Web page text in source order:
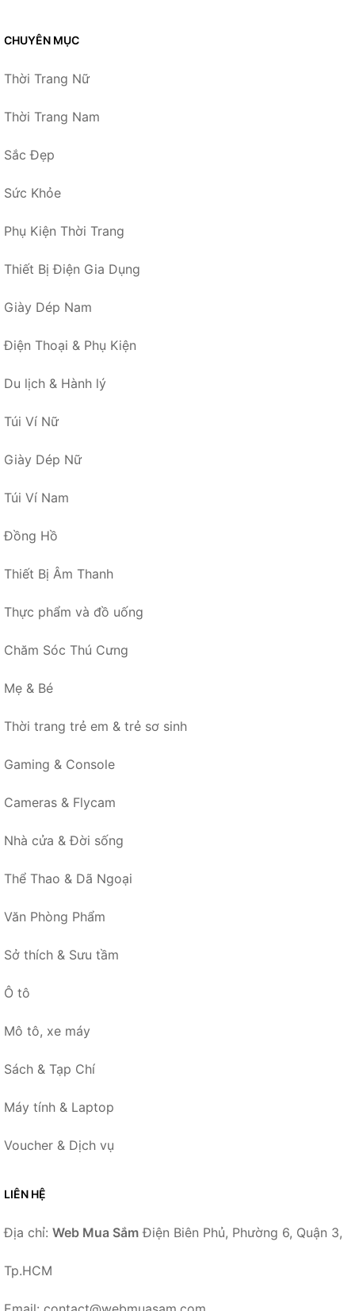
CHUYÊN MỤC
Thời Trang Nữ
Thời Trang Nam
Sắc Đẹp
Sức Khỏe
Phụ Kiện Thời Trang
Thiết Bị Điện Gia Dụng
Giày Dép Nam
Điện Thoại & Phụ Kiện
Du lịch & Hành lý
Túi Ví Nữ
Giày Dép Nữ
Túi Ví Nam
Đồng Hồ
Thiết Bị Âm Thanh
Thực phẩm và đồ uống
Chăm Sóc Thú Cưng
Mẹ & Bé
Thời trang trẻ em & trẻ sơ sinh
Gaming & Console
Cameras & Flycam
Nhà cửa & Đời sống
Thể Thao & Dã Ngoại
Văn Phòng Phẩm
Sở thích & Sưu tầm
Ô tô
Mô tô, xe máy
Sách & Tạp Chí
Máy tính & Laptop
Voucher & Dịch vụ
LIÊN HỆ
Địa chỉ: Web Mua Sắm Điện Biên Phủ, Phường 6, Quận 3,
Tp.HCM